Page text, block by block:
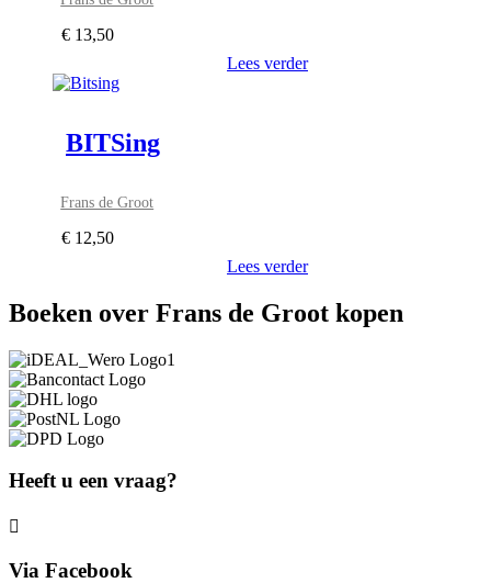
€ 13,50
Lees verder
BITSing
Frans de Groot
€ 12,50
Lees verder
Boeken over Frans de Groot kopen
Heeft u een vraag?
Via Facebook